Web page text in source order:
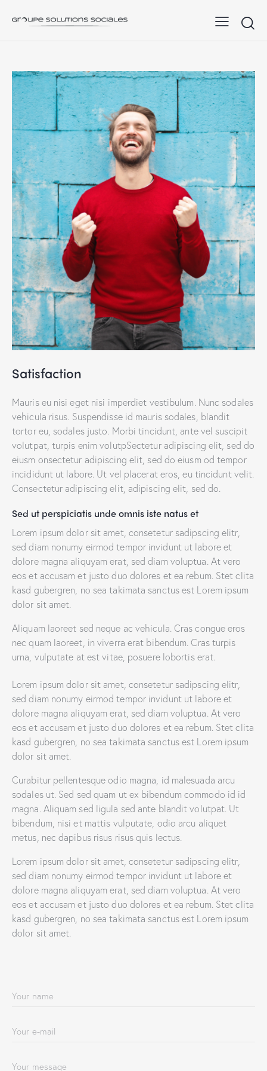
Satisfaction
Mauris eu nisi eget nisi imperdiet vestibulum. Nunc sodales
vehicula risus. Suspendisse id mauris sodales, blandit
tortor eu, sodales justo. Morbi tincidunt, ante vel suscipit
volutpat, turpis enim volutpSectetur adipiscing elit, sed do
eiusm onsectetur adipiscing elit, sed do eiusm od tempor
incididunt ut labore. Ut vel placerat eros, eu tincidunt velit.
Consectetur adipiscing elit, adipiscing elit, sed do.
Sed ut perspiciatis unde omnis iste natus et
Lorem ipsum dolor sit amet, consetetur sadipscing elitr,
sed diam nonumy eirmod tempor invidunt ut labore et
dolore magna aliquyam erat, sed diam voluptua. At vero
eos et accusam et justo duo dolores et ea rebum. Stet clita
kasd gubergren, no sea takimata sanctus est Lorem ipsum
dolor sit amet.
Aliquam laoreet sed neque ac vehicula. Cras congue eros
nec quam laoreet, in viverra erat bibendum. Cras turpis
urna, vulputate at est vitae, posuere lobortis erat.
Lorem ipsum dolor sit amet, consetetur sadipscing elitr,
sed diam nonumy eirmod tempor invidunt ut labore et
dolore magna aliquyam erat, sed diam voluptua. At vero
eos et accusam et justo duo dolores et ea rebum. Stet clita
kasd gubergren, no sea takimata sanctus est Lorem ipsum
dolor sit amet.
Curabitur pellentesque odio magna, id malesuada arcu
sodales ut. Sed sed quam ut ex bibendum commodo id id
magna. Aliquam sed ligula sed ante blandit volutpat. Ut
bibendum, nisi et mattis vulputate, odio arcu aliquet
metus, nec dapibus risus risus quis lectus.
Lorem ipsum dolor sit amet, consetetur sadipscing elitr,
sed diam nonumy eirmod tempor invidunt ut labore et
dolore magna aliquyam erat, sed diam voluptua. At vero
eos et accusam et justo duo dolores et ea rebum. Stet clita
kasd gubergren, no sea takimata sanctus est Lorem ipsum
dolor sit amet.